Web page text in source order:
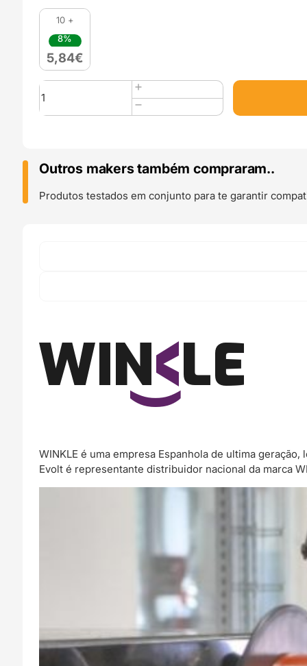
10 +
8%
5,84€
Quantidade
de
PETG
Azul
Aguamarina
Aquamarine
Outros makers também compraram..
Produtos testados em conjunto para te garantir
WINKLE é uma empresa Espanhola de ultima
Evolt é representante distribuidor nacional da marca